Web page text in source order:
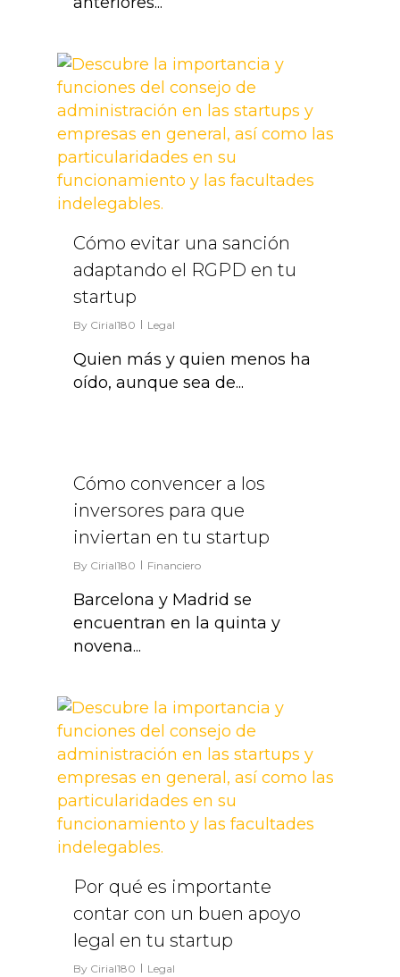
Cómo evitar una sanción
adaptando el RGPD en tu
startup
By Cirial180 Legal
Quien más y quien menos ha
oído, aunque sea de...
2
Cómo convencer a los
inversores para que
inviertan en tu startup
By Cirial180 Financiero
Barcelona y Madrid se
encuentran en la quinta y
novena...
Por qué es importante
contar con un buen apoyo
legal en tu startup
By Cirial180 Legal
2